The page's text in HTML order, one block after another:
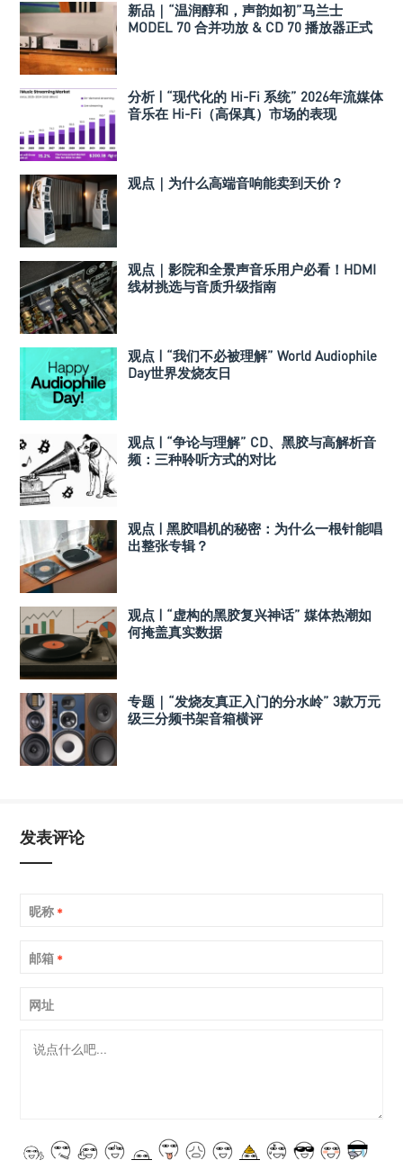
新品｜“温润醇和，声韵如初”马兰士
MODEL 70 合并功放 & CD 70 播放器正式
分析 | “现代化的 Hi-Fi 系统” 2026年流媒体
音乐在 Hi-Fi（高保真）市场的表现
观点｜为什么高端音响能卖到天价？
观点｜影院和全景声音乐用户必看！HDMI
线材挑选与音质升级指南
观点 | “我们不必被理解” World Audiophile
Day世界发烧友日
观点 | “争论与理解” CD、黑胶与高解析音
频：三种聆听方式的对比
观点 | 黑胶唱机的秘密：为什么一根针能唱
出整张专辑？
观点 | “虚构的黑胶复兴神话” 媒体热潮如
何掩盖真实数据
专题｜“发烧友真正入门的分水岭” 3款万元
级三分频书架音箱横评
发表评论
昵称 *
邮箱 *
网址